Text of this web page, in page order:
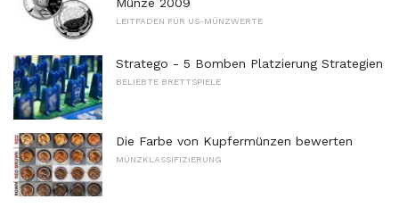
Münze 2009
LEITFADEN FÜR US-MÜNZWERTE
Stratego - 5 Bomben Platzierung Strategien
BELIEBTE BRETTSPIELE
Die Farbe von Kupfermünzen bewerten
MÜNZKLASSIFIZIERUNG